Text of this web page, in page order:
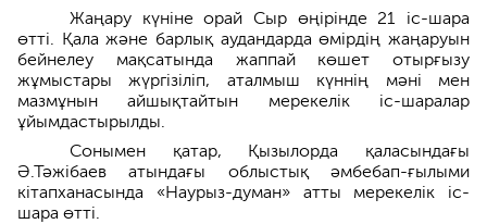
Жаңару күніне орай Сыр өңірінде 21 іс-шара
өтті. Қала және барлық аудандарда өмірдің жаңаруын
бейнелеу мақсатында жаппай көшет отырғызу
жұмыстары жүргізіліп, аталмыш күннің мәні мен
мазмұнын айшықтайтын мерекелік іс-шаралар
ұйымдастырылды.
Сонымен қатар, Қызылорда қаласындағы
Ә.Тәжібаев атындағы облыстық әмбебап-ғылыми
кітапханасында «Наурыз-думан» атты мерекелік іс-
шара өтті.